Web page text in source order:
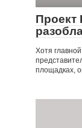
Проект
Хотя
площадках,